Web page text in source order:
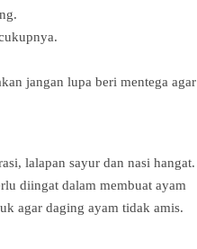
jangan lupa beri mentega agar
lalapan sayur dan nasi hangat.
diingat dalam membuat ayam
agar daging ayam tidak amis.